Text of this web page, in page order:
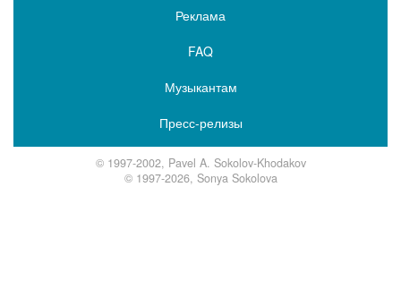
Реклама
FAQ
Музыкантам
Пресс-релизы
© 1997-2002, Pavel A. Sokolov-Khodakov
© 1997-2026, Sonya Sokolova